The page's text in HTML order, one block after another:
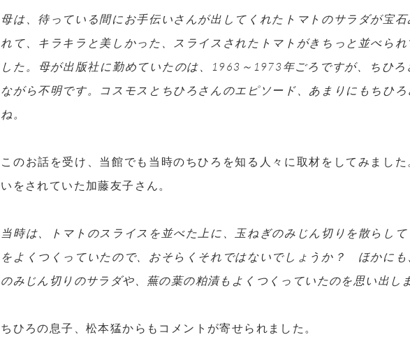
母は、待っている間にお手伝いさんが出してくれたトマトのサラダが宝
れて、キラキラと美しかった、スライスされたトマトがきちっと並べら
した。母が出版社に勤めていたのは、1963～1973年ごろですが、ちひ
ながら不明です。コスモスとちひろさんのエピソード、あまりにもちひ
ね。
このお話を受け、当館でも当時のちひろを知る人々に取材をしてみまし
いをされていた加藤友子さん。
当時は、トマトのスライスを並べた上に、玉ねぎのみじん切りを散らし
をよくつくっていたので、おそらくそれではないでしょうか？ ほかに
のみじん切りのサラダや、蕪の葉の粕漬もよくつくっていたのを思い出しま
ちひろの息子、松本猛からもコメントが寄せられました。